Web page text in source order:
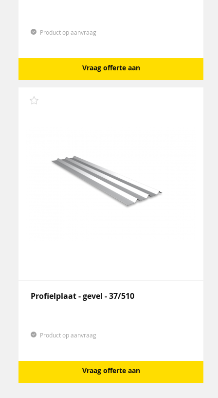
Product op aanvraag
Vraag offerte aan
Profielplaat - gevel - 37/510
Product op aanvraag
Vraag offerte aan